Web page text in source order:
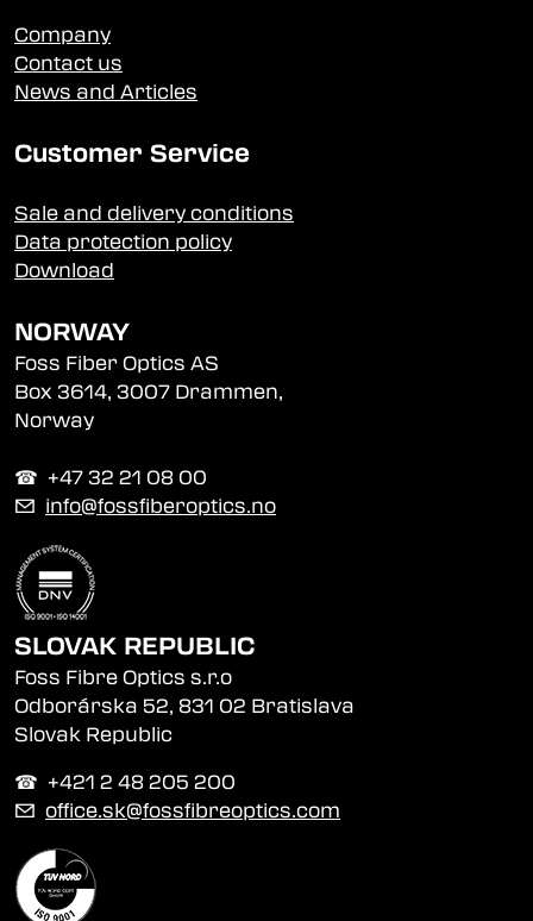
Company
Contact us
News and Articles
Customer Service
Sale and delivery conditions
Data protection policy
Download
NORWAY
Foss Fiber Optics AS
Box 3614, 3007 Drammen,
Norway
☎︎ +47 32 21 08 00
✉ info@fossfiberoptics.no
SLOVAK REPUBLIC
Foss Fibre Optics s.r.o
Odborárska 52, 831 02 Bratislava
Slovak Republic
☎︎ +421 2 48 205 200
✉ office.sk@fossfibreoptics.com